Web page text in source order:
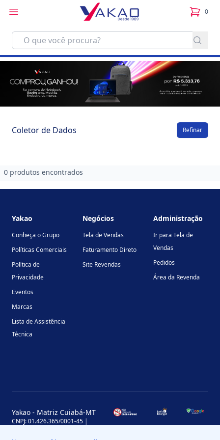
0
itens
Coletor de Dados Refinar
0 produtos encontrados
Yakao
Conheça o Grupo
Políticas Comerciais
Política de
Privacidade
Eventos
Marcas
Lista de Assistência
Técnica
Negócios
Tela de Vendas
Faturamento Direto
Site Revendas
Administração
Ir para Tela de
Vendas
Pedidos
Área da Revenda
Yakao - Matriz Cuiabá-MT
CNPJ: 01.426.365/0001-45 |